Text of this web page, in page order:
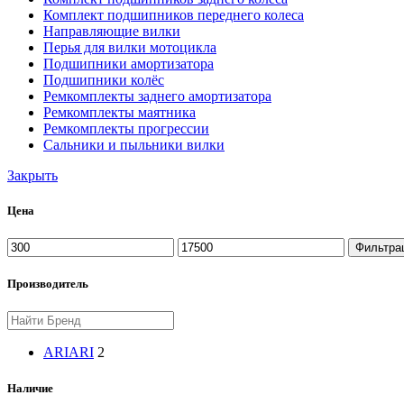
Комплект подшипников переднего колеса
Направляющие вилки
Перья для вилки мотоцикла
Подшипники амортизатора
Подшипники колёс
Ремкомплекты заднего амортизатора
Ремкомплекты маятника
Ремкомплекты прогрессии
Сальники и пыльники вилки
Закрыть
Цена
Минимальная
цена
Максимальная
цена
Производитель
ARIARI 2
Наличие